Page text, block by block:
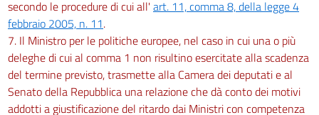
secondo le procedure di cui all' art. 11, comma 8, della legge 4
febbraio 2005, n. 11.
7. Il Ministro per le politiche europee, nel caso in cui una o più
deleghe di cui al comma 1 non risultino esercitate alla scadenza
del termine previsto, trasmette alla Camera dei deputati e al
Senato della Repubblica una relazione che dà conto dei motivi
addotti a giustificazione del ritardo dai Ministri con competenza